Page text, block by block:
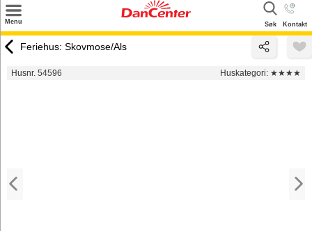
Menu Kontakt
Søk
Tilbud
Feriehus: Skovmose/Als
Husnr. 54596 Huskategori: ★★★★